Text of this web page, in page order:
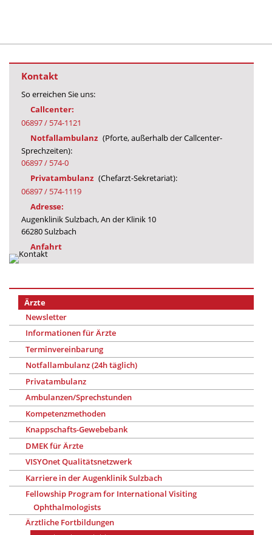
Kontakt
So erreichen Sie uns:
Callcenter:
06897 / 574-1121
Notfallambulanz (Pforte, außerhalb der Callcenter-
Sprechzeiten):
06897 / 574-0
Privatambulanz (Chefarzt-Sekretariat):
06897 / 574-1119
Adresse:
Augenklinik Sulzbach, An der Klinik 10
66280 Sulzbach
Anfahrt
Ärzte
Newsletter
Informationen für Ärzte
Terminvereinbarung
Notfallambulanz (24h täglich)
Privatambulanz
Ambulanzen/Sprechstunden
Kompetenzmethoden
Knappschafts-Gewebebank
DMEK für Ärzte
VISYOnet Qualitätsnetzwerk
Karriere in der Augenklinik Sulzbach
Fellowship Program for International Visiting
Ophthalmologists
Ärztliche Fortbildungen